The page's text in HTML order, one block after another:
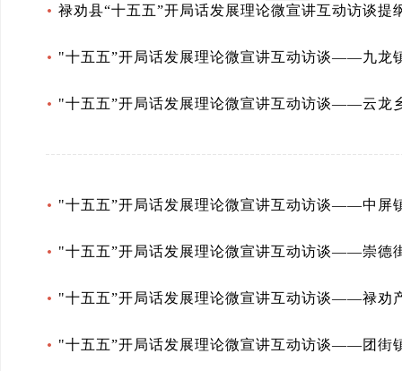
禄劝县“十五五”开局话发展理论微宣讲互动访谈
"十五五”开局话发展理论微宣讲互动访谈——九龙
"十五五”开局话发展理论微宣讲互动访谈——云龙
"十五五”开局话发展理论微宣讲互动访谈——中屏
"十五五”开局话发展理论微宣讲互动访谈——崇德
"十五五”开局话发展理论微宣讲互动访谈——禄劝
"十五五”开局话发展理论微宣讲互动访谈——团街